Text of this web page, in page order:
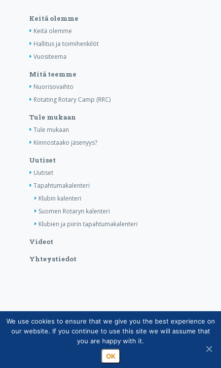
Keitä olemme
Keitä olemme
Hallitus ja toimihenkilöt
Vuositeema
Mitä teemme
Nuorisovaihto
Rotating Rotary Camp (RRC)
Tule mukaan
Tule mukaan
Kiinnostaako jäsenyys?
Uutiset
Uutiset
Tapahtumakalenteri
Klubin kalenteri
Suomen Rotaryn kalenteri
Klubien ja piirin tapahtumakalenteri
Videot
Yhteystiedot
Copyright © Suomen Rotarypalvelu ry 2026 |
Jäsentietojärjestelmän tietosuojaseloste|Henkilötietojen
käsittely Rotarytoiminnassa
We use cookies to ensure that we give you the best experience on
our website. If you continue to use this site we will assume that
you are happy with it.
OK